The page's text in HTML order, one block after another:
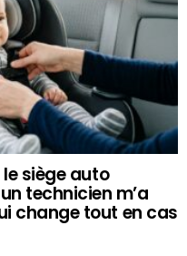
le siège auto
technicien m’a
change tout en cas